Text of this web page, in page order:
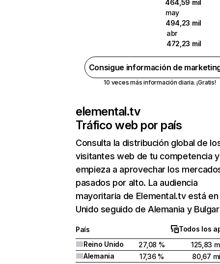
464,59 mil
may
494,23 mil
abr
472,23 mil
Consigue información de
10 veces más información diaria. ¡Gratis!
elemental.tv
Tráfico web por país
Consulta la distribución global de
visitantes web de tu competencia y
empieza a aprovechar los
pasados por alto. La audiencia
mayoritaria de Elemental.tv está en
Unido seguido de Alemania y
País
Todos los
Reino Unido
27,08 %
125,83
Alemania
17,36 %
80,67